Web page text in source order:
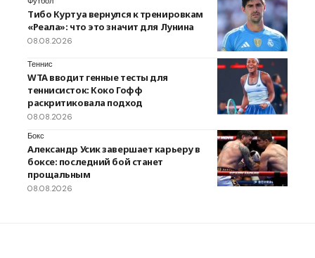
Тибо Куртуа вернулся к тренировкам
«Реала»: что это значит для Лунина
08.08.2026
Теннис
WTA вводит генные тесты для
теннисисток: Коко Гофф
раскритиковала подход
08.08.2026
Бокс
Александр Усик завершает карьеру в
боксе: последний бой станет
прощальным
08.08.2026